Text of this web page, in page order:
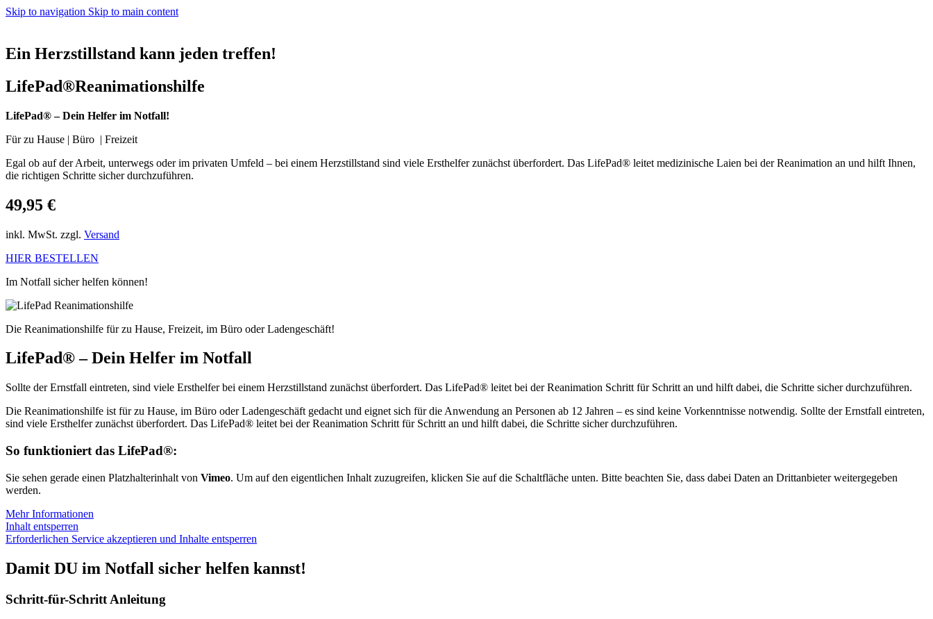
Skip to navigation Skip to main content
Ein Herzstillstand kann jeden treffen!
LifePad®Reanimationshilfe
LifePad® – Dein Helfer im Notfall!
Für zu Hause | Büro | Freizeit
Egal ob auf der Arbeit, unterwegs oder im privaten Umfeld – bei einem Herzstillstand sind viele Ersthelfer zunächst überfordert. Das LifePad® leitet medizinische Laien bei der Reanimation an und hilft Ihnen,
die richtigen Schritte sicher durchzuführen.
49,95 €
inkl. MwSt. zzgl. Versand
HIER BESTELLEN
Im Notfall sicher helfen können!
Die Reanimationshilfe für zu Hause, Freizeit, im Büro oder Ladengeschäft!
LifePad® – Dein Helfer im Notfall
Sollte der Ernstfall eintreten, sind viele Ersthelfer bei einem Herzstillstand zunächst überfordert. Das LifePad® leitet bei der Reanimation Schritt für Schritt an und hilft dabei, die Schritte sicher durchzuführen.
Die Reanimationshilfe ist für zu Hause, im Büro oder Ladengeschäft gedacht und eignet sich für die Anwendung an Personen ab 12 Jahren – es sind keine Vorkenntnisse notwendig. Sollte der Ernstfall eintreten,
sind viele Ersthelfer zunächst überfordert. Das LifePad® leitet bei der Reanimation Schritt für Schritt an und hilft dabei, die Schritte sicher durchzuführen.
So funktioniert das LifePad®:
Sie sehen gerade einen Platzhalterinhalt von Vimeo. Um auf den eigentlichen Inhalt zuzugreifen, klicken Sie auf die Schaltfläche unten. Bitte beachten Sie, dass dabei Daten an Drittanbieter weitergegeben
werden.
Mehr Informationen
Inhalt entsperren
Erforderlichen Service akzeptieren und Inhalte entsperren
Damit DU im Notfall sicher helfen kannst!
Schritt-für-Schritt Anleitung